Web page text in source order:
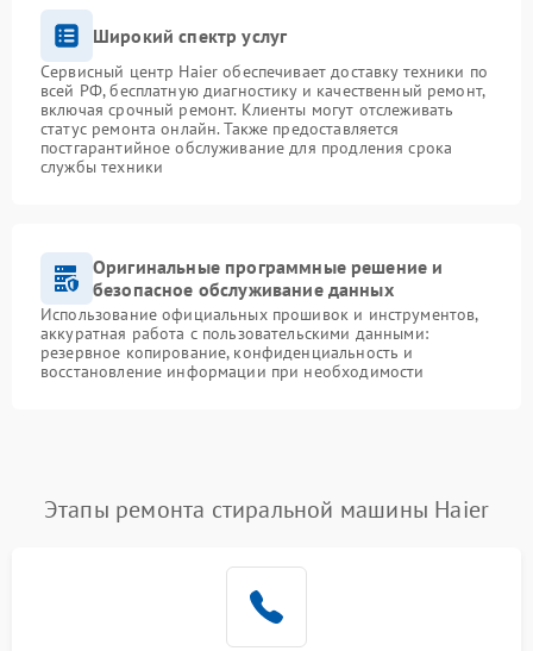
Широкий спектр услуг
Сервисный центр Haier обеспечивает доставку техники по
всей РФ, бесплатную диагностику и качественный ремонт,
включая срочный ремонт. Клиенты могут отслеживать
статус ремонта онлайн. Также предоставляется
постгарантийное обслуживание для продления срока
службы техники
Оригинальные программные решение и
безопасное обслуживание данных
Использование официальных прошивок и инструментов,
аккуратная работа с пользовательскими данными:
резервное копирование, конфиденциальность и
восстановление информации при необходимости
Этапы ремонта стиральной машины Haier